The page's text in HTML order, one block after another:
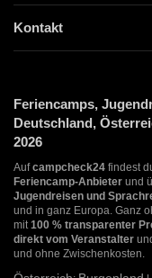
Kontakt
Feriencamps,
Deutschland,
2026
Aufcampcheck24 findest
Feriencamp-Anbieter und
Jugendreisen und
und in ganz Europa. Ganz
mit100 % transparenter
direkt vom Veranstalter
und ohne Zwischenkosten.